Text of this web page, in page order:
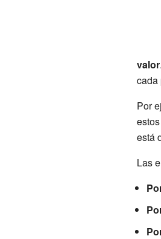
valor
cada
Por
está
Las